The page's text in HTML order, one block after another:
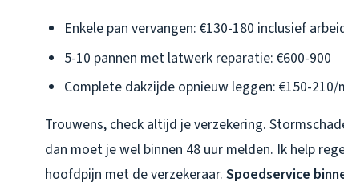
Enkele pan vervangen: €130-180 inclusief
5-10 pannen met latwerk reparatie: €600-900
Complete dakzijde opnieuw leggen: €150-210/
Trouwens, check altijd je verzekering.
dan moet je wel binnen 48 uur melden. Ik help
hoofdpijn met de verzekeraar. Spoedservice